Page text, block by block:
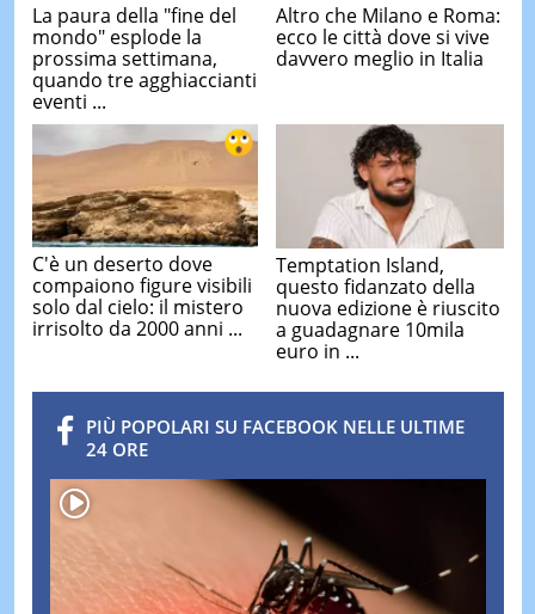
La paura della "fine del
mondo" esplode la
prossima settimana,
quando tre agghiaccianti
eventi ...
Altro che Milano e Roma:
ecco le città dove si vive
davvero meglio in Italia
C'è un deserto dove
compaiono figure visibili
solo dal cielo: il mistero
irrisolto da 2000 anni ...
Temptation Island,
questo fidanzato della
nuova edizione è riuscito
a guadagnare 10mila
euro in ...
PIÙ POPOLARI SU FACEBOOK NELLE ULTIME
24 ORE